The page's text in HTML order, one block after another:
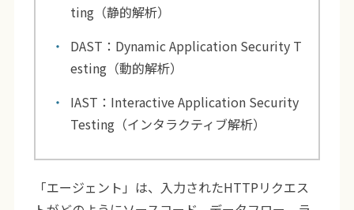
ting（静的解析）
DAST：Dynamic Application Security T
esting（動的解析）
IAST：Interactive Application Security
Testing（インタラクティブ解析）
「エージェント」は、入力されたHTTPリクエス